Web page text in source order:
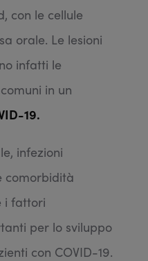
con le cellule
orale. Le lesioni
infatti le
in un
19.
infezioni
comorbidità
i fattori
per lo sviluppo
con COVID-19.